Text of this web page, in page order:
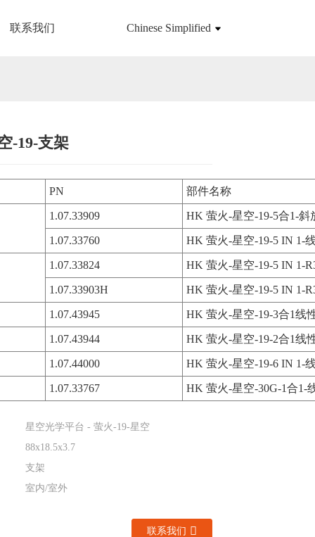
联系我们 Chinese Simplified
Loading...
Loading...
-19-支架
PN 部件名称
1.07.33909 HK 萤火-星空-19-5合1-斜
1.07.33760 HK 萤火-星空-19-5 IN 1-
1.07.33824 HK 萤火-星空-19-5 IN 1-
1.07.33903H HK 萤火-星空-19-5 IN 1-
1.07.43945 HK 萤火-星空-19-3合1线
1.07.43944 HK 萤火-星空-19-2合1线
1.07.44000 HK 萤火-星空-19-6 IN 1-
1.07.33767 HK 萤火-星空-30G-1合1-
星空光学平台 - 萤火-19-星空
88x18.5x3.7
支架
室内/室外
联系我们